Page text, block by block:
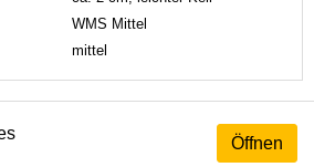
WMS Mittel
mittel
Öffnen